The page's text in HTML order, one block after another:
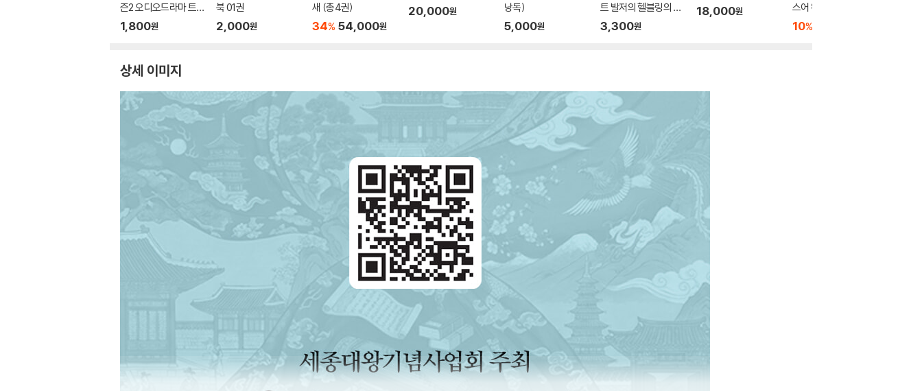
즌2 오디오드라마 트랙
01
1,800원
북 01권
2,000원
새 (총4권)
34% 54,000원
20,000원
낭독)
5,000원
트 발저의 헬블링의 이
야기
3,300원
18,000원
스어 완역본)
10%
상세 이미지